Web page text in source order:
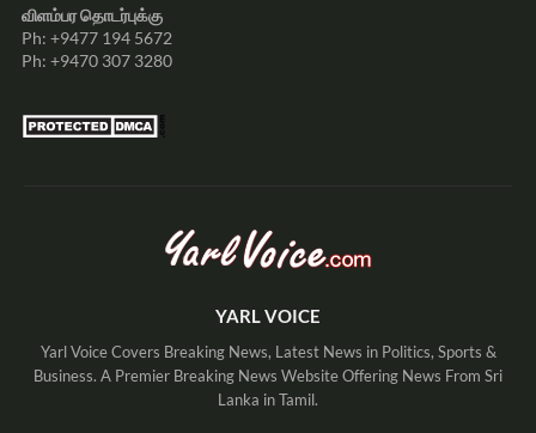
விளம்பர தொடர்புக்கு
Ph: +9477 194 5672
Ph: +9470 307 3280
YARL VOICE
Yarl Voice Covers Breaking News, Latest News in Politics, Sports &
Business. A Premier Breaking News Website Offering News From Sri
Lanka in Tamil.